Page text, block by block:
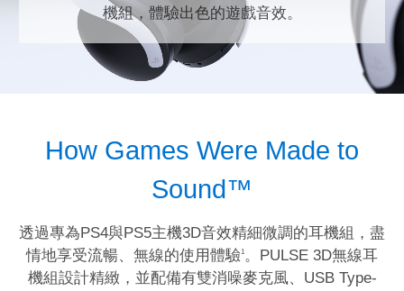
機組，體驗出色的遊戲音效。
How Games Were Made to
Sound™
透過專為PS4與PS5主機3D音效精細微調的耳機組，盡
情地享受流暢、無線的使用體驗1。PULSE 3D無線耳
機組設計精緻，並配備有雙消噪麥克風、USB Type-